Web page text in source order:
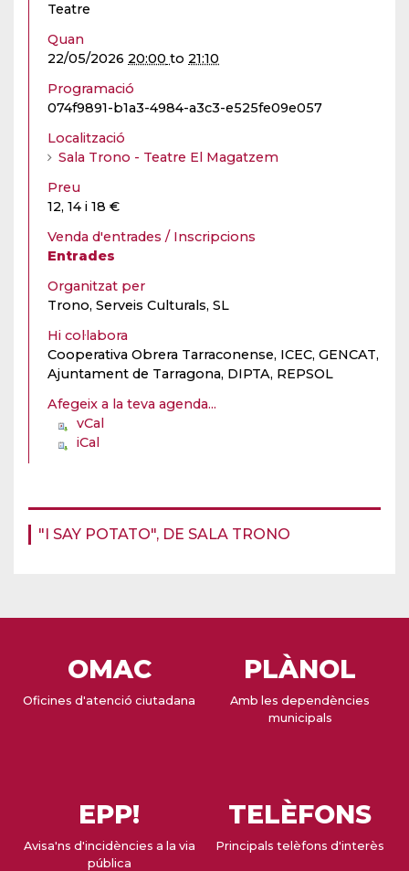
"I SAY POTATO", DE SALA TRONO
Teatre
Quan
22/05/2026 20:00 to 21:10
Programació
074f9891-b1a3-4984-a3c3-e525fe09e057
Localització
Sala Trono - Teatre El Magatzem
Preu
12, 14 i 18 €
Venda d'entrades / Inscripcions
Entrades
Organitzat per
Trono, Serveis Culturals, SL
Hi col·labora
Cooperativa Obrera Tarraconense, ICEC, GENCAT,
Ajuntament de Tarragona, DIPTA, REPSOL
Afegeix a la teva agenda...
vCal
iCal
OMAC
Oficines d'atenció ciutadana
PLÀNOL
Amb les dependències
municipals
EPP!
Avisa'ns d'incidències a la via
pública
TELÈFONS
Principals telèfons d'interès